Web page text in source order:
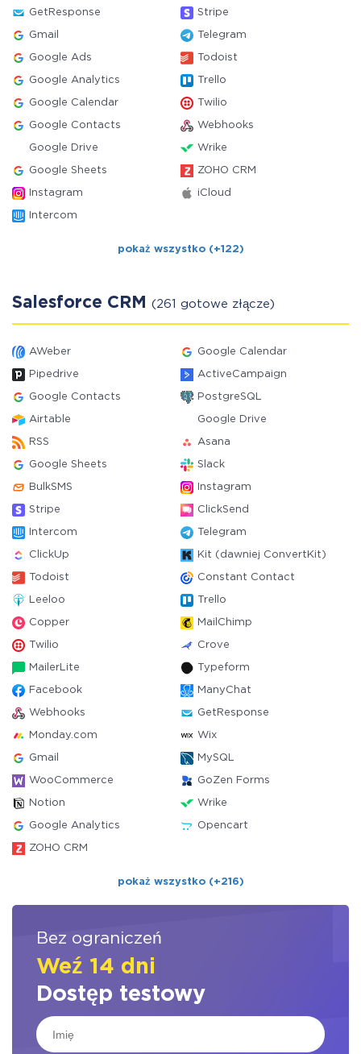
GetResponse Stripe
Gmail Telegram
Google Ads Todoist
Google Analytics Trello
Google Calendar Twilio
Google Contacts Webhooks
Google Drive Wrike
Google Sheets ZOHO CRM
Instagram iCloud
Intercom
pokaż wszystko (+122)
Salesforce CRM (261 gotowe złącze)
AWeber Google Calendar
Pipedrive ActiveCampaign
Google Contacts PostgreSQL
Airtable Google Drive
RSS Asana
Google Sheets Slack
BulkSMS Instagram
Stripe ClickSend
Intercom Telegram
ClickUp Kit (dawniej ConvertKit)
Todoist Constant Contact
Leeloo Trello
Copper MailChimp
Twilio Crove
MailerLite Typeform
Facebook ManyChat
Webhooks GetResponse
Monday.com Wix
Gmail MySQL
WooCommerce GoZen Forms
Notion Wrike
Google Analytics Opencart
ZOHO CRM
pokaż wszystko (+216)
Bez ograniczeń
Weź 14 dni
Dostęp testowy